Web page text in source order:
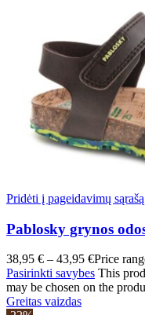
Pridėti į pageidavimų sąrašą
Pablosky grynos
38,95 € – 43,95 €Price
Pasirinkti savybes This
may be chosen on the
Greitas vaizdas